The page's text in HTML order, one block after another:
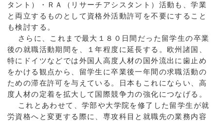
タント）・ＲＡ（リサーチアシスタント）活動も、学業
と両立するものとして資格外活動許可を不要にすること
も検討する。
さらに、これまで最大１８０日間だった留学生の卒業
後の就職活動期間を、１年程度に延長する。欧州諸国、
特にドイツなどでは外国人高度人材の国外流出に歯止め
をかける観点から、留学生に卒業後一年間の求職活動の
ための滞在許可を与えている。日本もこれにならい、高
度人材の定着を拡大して国際競争力の強化につなげる。
これとあわせて、学部や大学院を修了した留学生が就
労資格へと変更する際に、専攻科目と就職先の業務内容